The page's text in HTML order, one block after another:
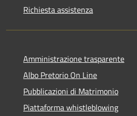
Richiesta assistenza
Amministrazione trasparente
Albo Pretorio On Line
Pubblicazioni di Matrimonio
Piattaforma whistleblowing